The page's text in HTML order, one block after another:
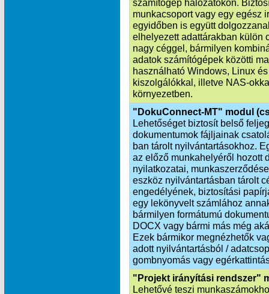
számítógép hálózatokon.
munkacsoport vagy egy egész
egyidőben is együtt
elhelyezett adattárakban külön
nagy céggel, bármilyen
adatok számítógépek közötti
használható Windows, Linux
kiszolgálókkal, illetve NAS-
környezetben.
"DokuConnect-MT" modul
Lehetőséget biztosít belső
dokumentumok fájljainak
ban tárolt nyilvántartásokhoz.
az előző munkahelyéről hozott
nyilatkozatai,
eszköz nyilvántartásban tárolt
engedélyének, biztosítási
egy lekönyvelt számlához
bármilyen formátumú
DOCX vagy bármi más még
Ezek bármikor megnézhetők
adott nyilvántartásból /
gombnyomás vagy
"Projekt irányítási rendszer"
Lehetővé teszi